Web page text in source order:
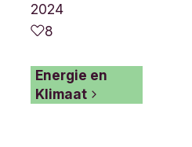
2024
8
Energie en
Klimaat